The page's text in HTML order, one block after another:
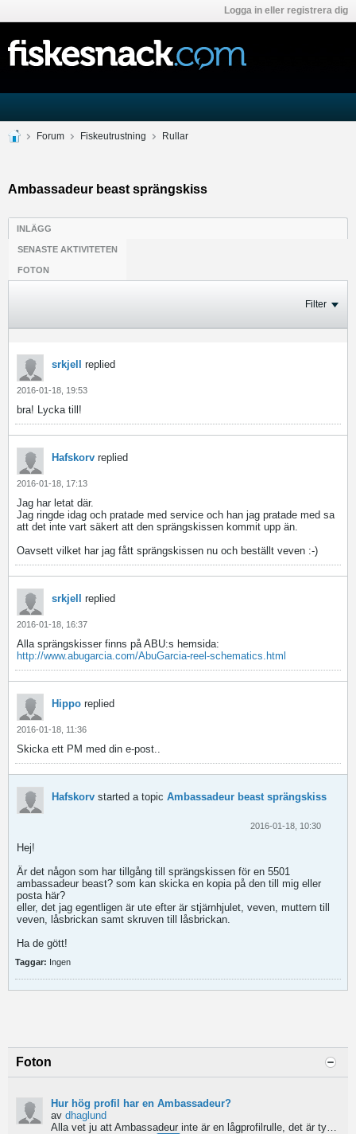
Logga in eller registrera dig
Forum Fiskeutrustning Rullar
Ambassadeur beast sprängskiss
INLÄGG
SENASTE AKTIVITETEN
FOTON
Filter
srkjell replied
2016-01-18, 19:53
bra! Lycka till!
Hafskorv replied
2016-01-18, 17:13
Jag har letat där.
Jag ringde idag och pratade med service och han jag pratade med sa
att det inte vart säkert att den sprängskissen kommit upp än.
Oavsett vilket har jag fått sprängskissen nu och beställt veven :-)
srkjell replied
2016-01-18, 16:37
Alla sprängskisser finns på ABU:s hemsida:
http://www.abugarcia.com/AbuGarcia-reel-schematics.html
Hippo replied
2016-01-18, 11:36
Skicka ett PM med din e-post..
Hafskorv started a topic Ambassadeur beast sprängskiss
2016-01-18, 10:30
Hej!
Är det någon som har tillgång till sprängskissen för en 5501
ambassadeur beast? som kan skicka en kopia på den till mig eller
posta här?
eller, det jag egentligen är ute efter är stjärnhjulet, veven, muttern till
veven, låsbrickan samt skruven till låsbrickan.
Ha de gött!
Taggar: Ingen
Foton
Hur hög profil har en Ambassadeur?
av dhaglund
Alla vet ju att Ambassadeur inte är en lågprofilrulle, det är tydligt. Men hur hög profil har de egentligen?...